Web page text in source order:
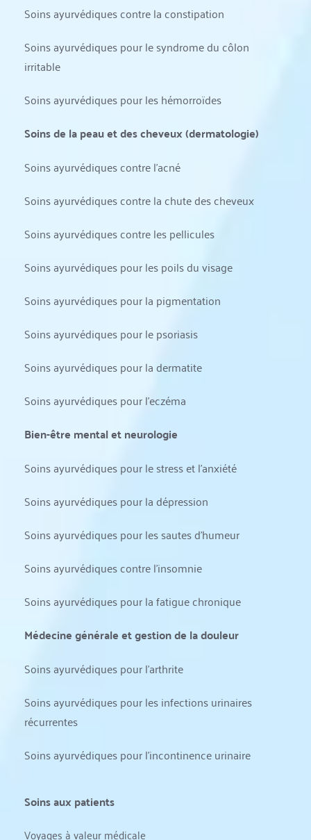
Soins ayurvédiques contre la constipation
Soins ayurvédiques pour le syndrome du côlon
irritable
Soins ayurvédiques pour les hémorroïdes
Soins de la peau et des cheveux (dermatologie)
Soins ayurvédiques contre l'acné
Soins ayurvédiques contre la chute des cheveux
Soins ayurvédiques contre les pellicules
Soins ayurvédiques pour les poils du visage
Soins ayurvédiques pour la pigmentation
Soins ayurvédiques pour le psoriasis
Soins ayurvédiques pour la dermatite
Soins ayurvédiques pour l'eczéma
Bien-être mental et neurologie
Soins ayurvédiques pour le stress et l'anxiété
Soins ayurvédiques pour la dépression
Soins ayurvédiques pour les sautes d'humeur
Soins ayurvédiques contre l'insomnie
Soins ayurvédiques pour la fatigue chronique
Médecine générale et gestion de la douleur
Soins ayurvédiques pour l'arthrite
Soins ayurvédiques pour les infections urinaires
récurrentes
Soins ayurvédiques pour l'incontinence urinaire
Soins aux patients
Voyages à valeur médicale